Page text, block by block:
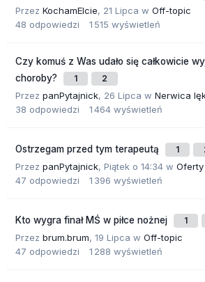
Przez KochamElcie, 21 Lipca w Off-topic
48 odpowiedzi 1 515 wyświetleń
Czy komuś z Was udało się całkowicie
choroby?
1 2
Przez panPytajnick, 26 Lipca w Nerwica
38 odpowiedzi 1 464 wyświetleń
Ostrzegam przed tym terapeutą 1
Przez panPytajnick, Piątek o 14:34 w Oferty
47 odpowiedzi 1 396 wyświetleń
Kto wygra finał MŚ w piłce nożnej 1
Przez brum.brum, 19 Lipca w Off-topic
47 odpowiedzi 1 288 wyświetleń